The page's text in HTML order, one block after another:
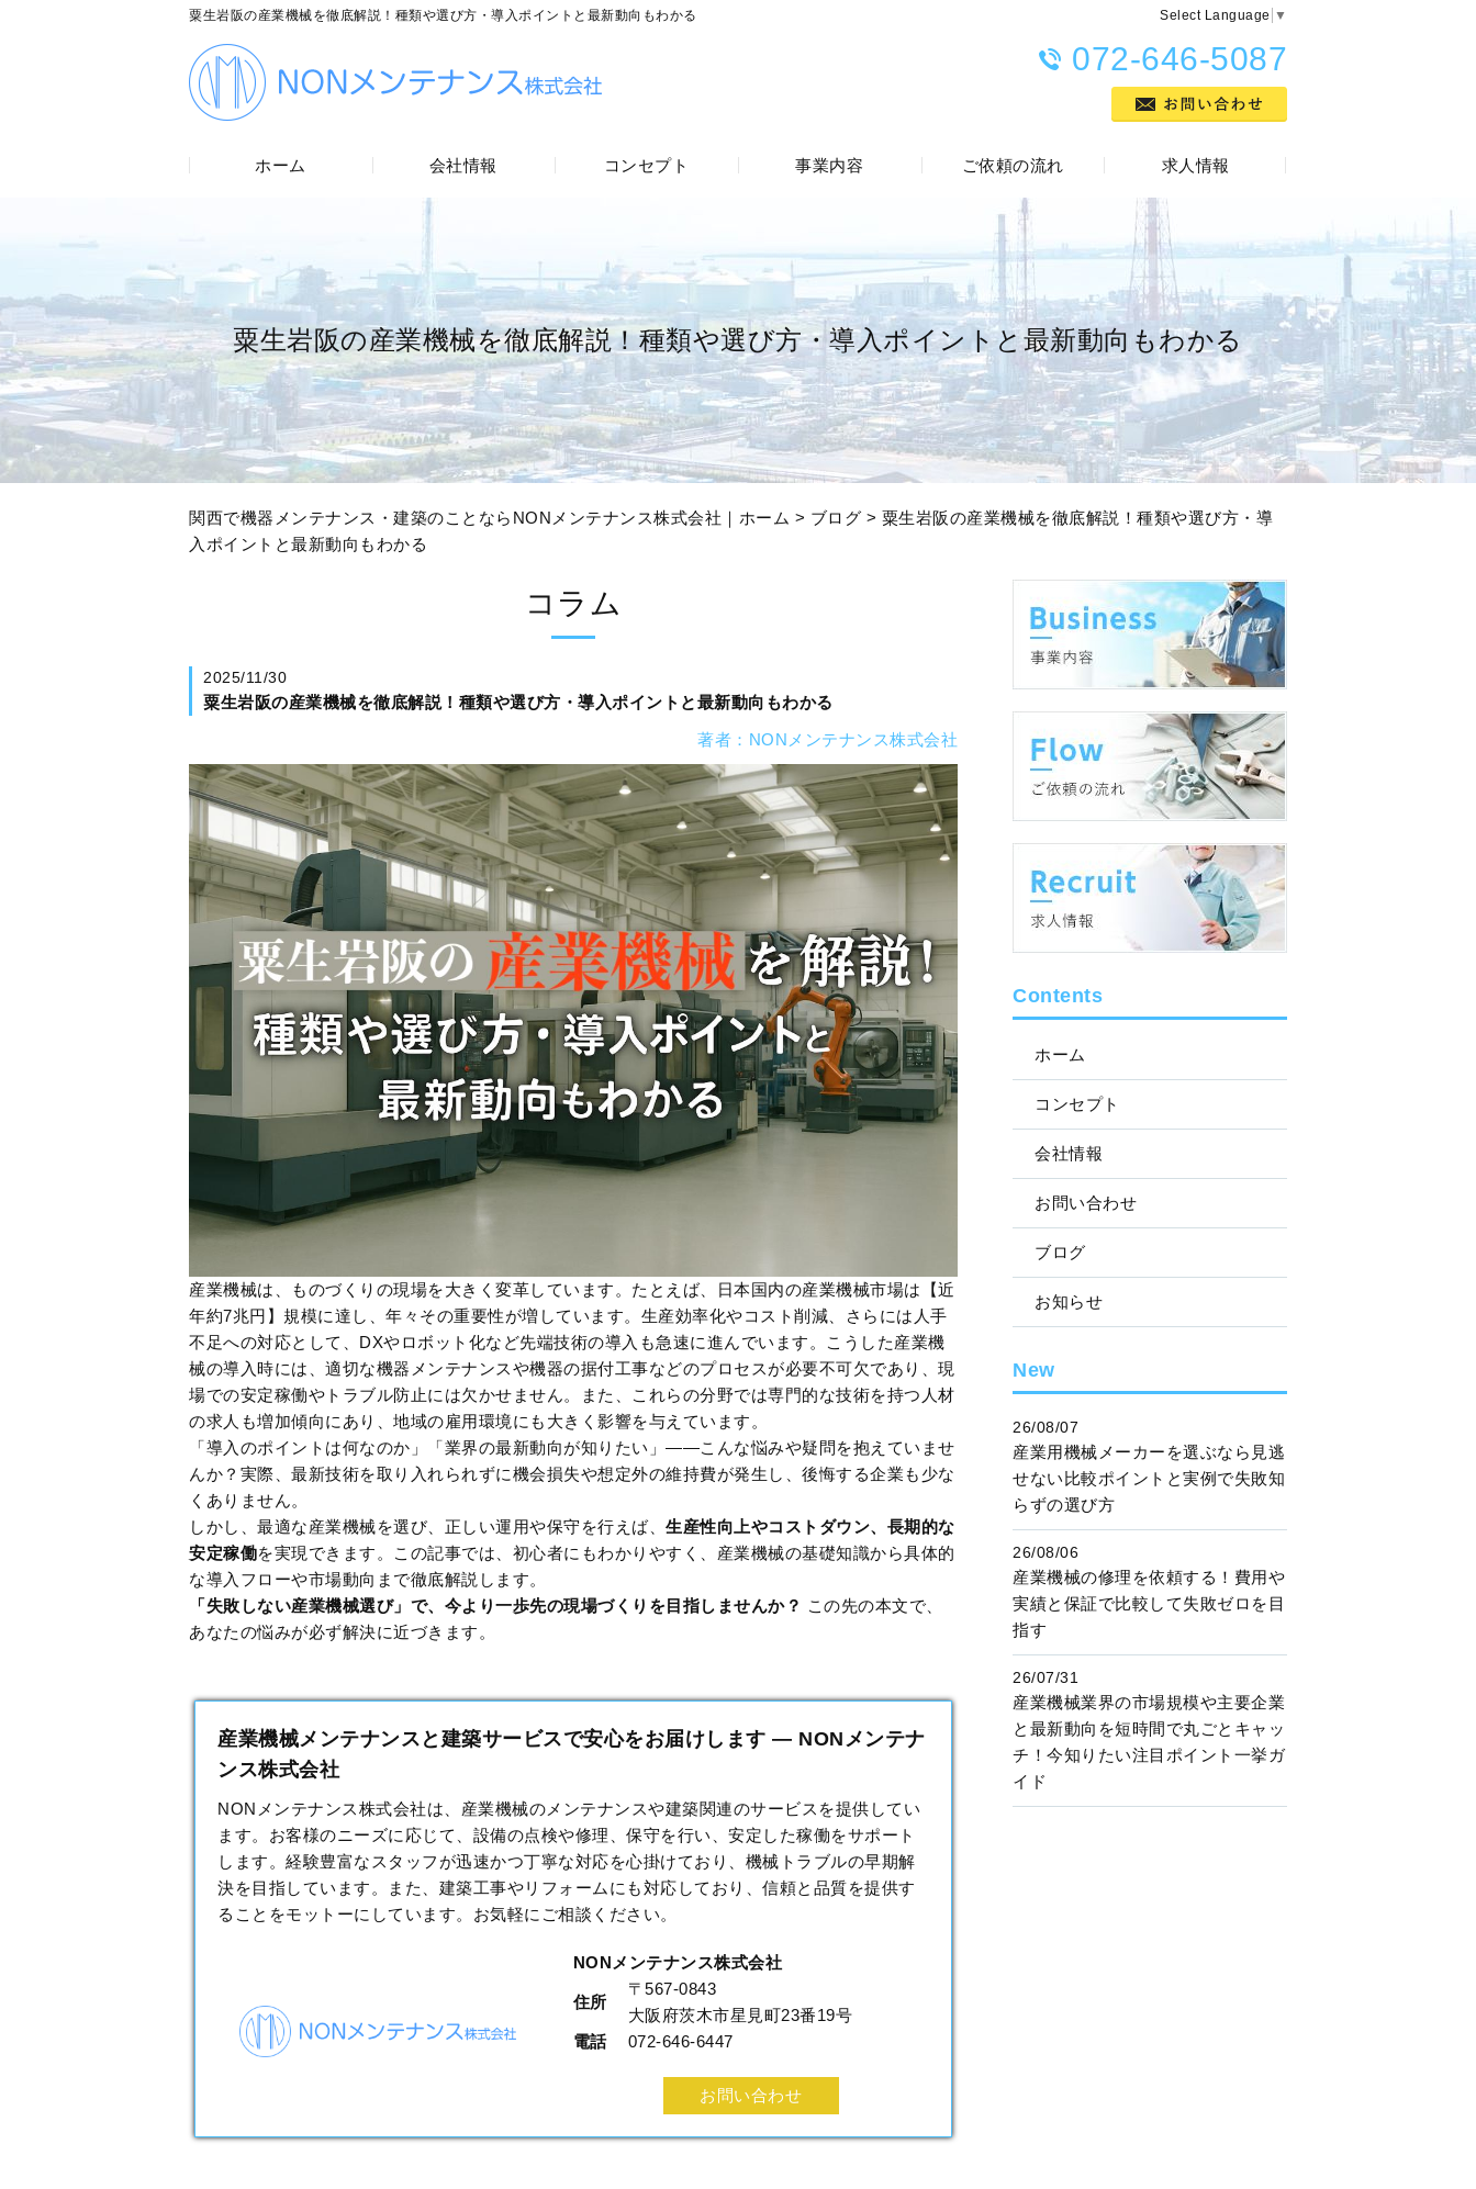
粟生岩阪の産業機械を徹底解説！種類や選び方・導入ポイントと最新動向もわかる Select Language ▼
072-646-5087
ホーム 会社情報 コンセプト 事業内容 ご依頼の流れ 求人情報
粟生岩阪の産業機械を徹底解説！種類や選び方・導入ポイントと最新動向もわかる
関西で機器メンテナンス・建築のことならNONメンテナンス株式会社｜ホーム > ブログ > 粟生岩阪の産業機械を徹底解説！種類や選び方・導
入ポイントと最新動向もわかる
コラム
2025/11/30
粟生岩阪の産業機械を徹底解説！種類や選び方・導入ポイントと最新動向もわかる
著者：NONメンテナンス株式会社
産業機械は、ものづくりの現場を大きく変革しています。たとえば、日本国内の産業機械市場は【近
年約7兆円】規模に達し、年々その重要性が増しています。生産効率化やコスト削減、さらには人手
不足への対応として、DXやロボット化など先端技術の導入も急速に進んでいます。こうした産業機
械の導入時には、適切な機器メンテナンスや機器の据付工事などのプロセスが必要不可欠であり、現
場での安定稼働やトラブル防止には欠かせません。また、これらの分野では専門的な技術を持つ人材
の求人も増加傾向にあり、地域の雇用環境にも大きく影響を与えています。
「導入のポイントは何なのか」「業界の最新動向が知りたい」――こんな悩みや疑問を抱えていませ
んか？実際、最新技術を取り入れられずに機会損失や想定外の維持費が発生し、後悔する企業も少な
くありません。
しかし、最適な産業機械を選び、正しい運用や保守を行えば、 生産性向上やコストダウン、長期的な
安定稼働を実現できます。この記事では、初心者にもわかりやすく、産業機械の基礎知識から具体的
な導入フローや市場動向まで徹底解説します。
「失敗しない産業機械選び」で、今より一歩先の現場づくりを目指しませんか？ この先の本文で、
あなたの悩みが必ず解決に近づきます。
産業機械メンテナンスと建築サービスで安心をお届けします — NONメンテナ
ンス株式会社
NONメンテナンス株式会社は、産業機械のメンテナンスや建築関連のサービスを提供してい
ます。お客様のニーズに応じて、設備の点検や修理、保守を行い、安定した稼働をサポート
します。経験豊富なスタッフが迅速かつ丁寧な対応を心掛けており、機械トラブルの早期解
決を目指しています。また、建築工事やリフォームにも対応しており、信頼と品質を提供す
ることをモットーにしています。お気軽にご相談ください。
NONメンテナンス株式会社
住所
〒567-0843
大阪府茨木市星見町23番19号
電話
072-646-6447
お問い合わせ
Contents
ホーム
コンセプト
会社情報
お問い合わせ
ブログ
お知らせ
New
26/08/07
産業用機械メーカーを選ぶなら見逃
せない比較ポイントと実例で失敗知
らずの選び方
26/08/06
産業機械の修理を依頼する！費用や
実績と保証で比較して失敗ゼロを目
指す
26/07/31
産業機械業界の市場規模や主要企業
と最新動向を短時間で丸ごとキャッ
チ！今知りたい注目ポイント一挙ガ
イド